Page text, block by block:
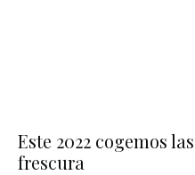
Este 2022 cogemos
frescura